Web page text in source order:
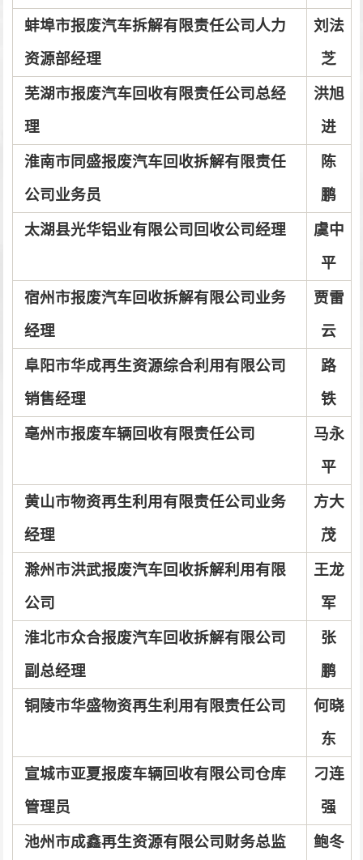
蚌埠市报废汽车拆解有限责任公司人力
资源部经理
刘法
芝
芜湖市报废汽车回收有限责任公司总经
理
洪旭
进
淮南市同盛报废汽车回收拆解有限责任
公司业务员
陈
鹏
太湖县光华铝业有限公司回收公司经理
虞中
平
宿州市报废汽车回收拆解有限公司业务
经理
贾雷
云
阜阳市华成再生资源综合利用有限公司
销售经理
路
铁
亳州市报废车辆回收有限责任公司
马永
平
黄山市物资再生利用有限责任公司业务
经理
方大
茂
滁州市洪武报废汽车回收拆解利用有限
公司
王龙
军
淮北市众合报废汽车回收拆解有限公司
副总经理
张
鹏
铜陵市华盛物资再生利用有限责任公司
何晓
东
宣城市亚夏报废车辆回收有限公司仓库
管理员
刁连
强
池州市成鑫再生资源有限公司财务总监
鲍冬